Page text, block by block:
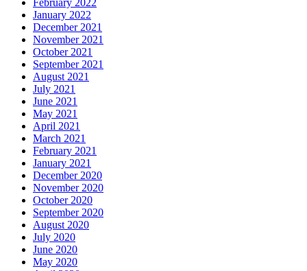
February 2022
January 2022
December 2021
November 2021
October 2021
September 2021
August 2021
July 2021
June 2021
May 2021
April 2021
March 2021
February 2021
January 2021
December 2020
November 2020
October 2020
September 2020
August 2020
July 2020
June 2020
May 2020